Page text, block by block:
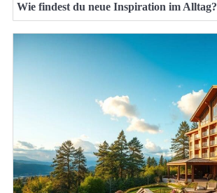
Wie findest du neue Inspiration im Alltag?